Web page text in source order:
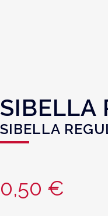
SIBELLA
SIBELLA
0,50 €